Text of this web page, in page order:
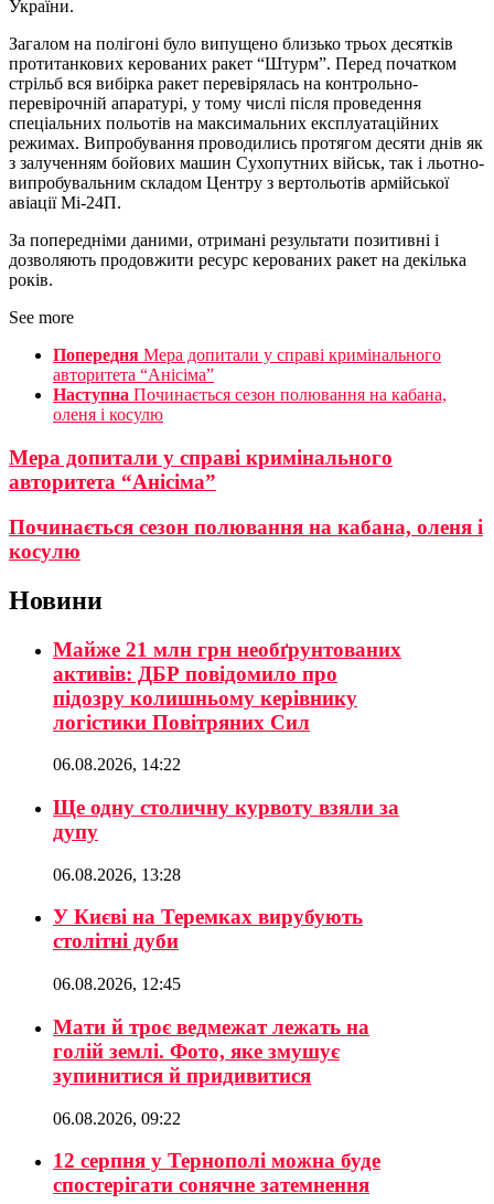
України.
Загалом на полігоні було випущено близько трьох десятків
протитанкових керованих ракет “Штурм”. Перед початком
стрільб вся вибірка ракет перевірялась на контрольно-
перевірочній апаратурі, у тому числі після проведення
спеціальних польотів на максимальних експлуатаційних
режимах. Випробування проводились протягом десяти днів як
з залученням бойових машин Сухопутних військ, так і льотно-
випробувальним складом Центру з вертольотів армійської
авіації Мі-24П.
За попередніми даними, отримані результати позитивні і
дозволяють продовжити ресурс керованих ракет на декілька
років.
See more
Попередня Мера допитали у справі кримінального
авторитета “Анісіма”
Наступна Починається сезон полювання на кабана,
оленя і косулю
Мера допитали у справі кримінального
авторитета “Анісіма”
Починається сезон полювання на кабана, оленя і
косулю
Новини
Майже 21 млн грн необґрунтованих
активів: ДБР повідомило про
підозру колишньому керівнику
логістики Повітряних Сил
06.08.2026, 14:22
Ще одну столичну курвоту взяли за
дупу
06.08.2026, 13:28
У Києві на Теремках вирубують
столітні дуби
06.08.2026, 12:45
Мати й троє ведмежат лежать на
голій землі. Фото, яке змушує
зупинитися й придивитися
06.08.2026, 09:22
12 серпня у Тернополі можна буде
спостерігати сонячне затемнення